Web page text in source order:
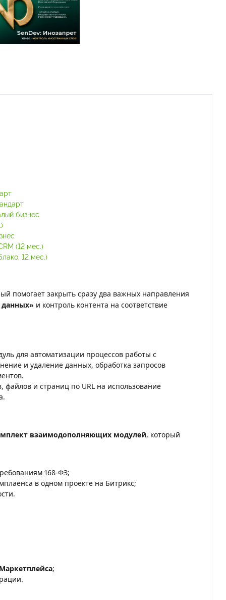
бизнес
(12 мес.)
12 мес.)
помогает закрыть сразу два важных направления
и контроль контента на соответствие
для автоматизации процессов работы с
и удаление данных, обработка запросов
и страниц по URL на использование
взаимодополняющих модулей, который
168-ФЗ;
в одном проекте на Битрикс;
;